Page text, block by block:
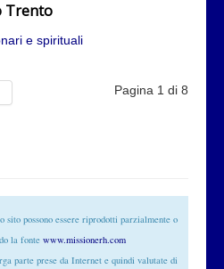
Trento
e spirituali
Pagina 1 di 8
sito possono essere riprodotti parzialmente o
la fonte www.missionerh.com
parte prese da Internet e quindi valutate di